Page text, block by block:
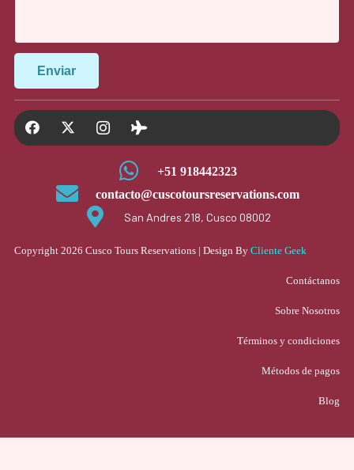
Enviar
+51 918442323
contacto@cuscotoursreservations.com
San Andres 218, Cusco 08002
Copyright 2026 Cusco Tours Reservations | Design By Cliente Geek
Contáctanos
Sobre Nosotros
Términos y condiciones
Métodos de pagos
Blog